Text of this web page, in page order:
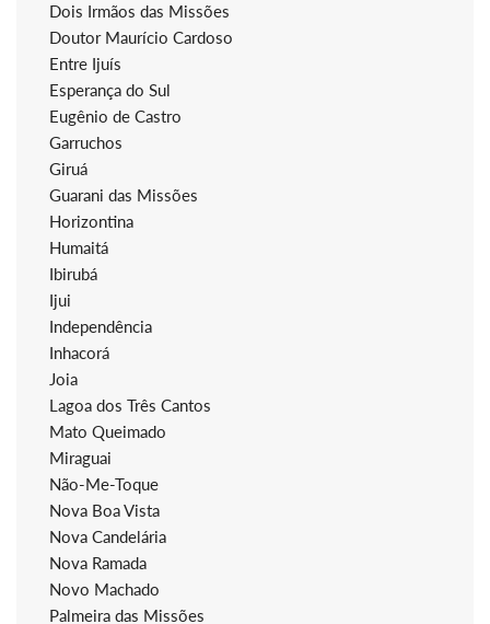
Dois Irmãos das Missões
Doutor Maurício Cardoso
Entre Ijuís
Esperança do Sul
Eugênio de Castro
Garruchos
Giruá
Guarani das Missões
Horizontina
Humaitá
Ibirubá
Ijui
Independência
Inhacorá
Joia
Lagoa dos Três Cantos
Mato Queimado
Miraguai
Não-Me-Toque
Nova Boa Vista
Nova Candelária
Nova Ramada
Novo Machado
Palmeira das Missões